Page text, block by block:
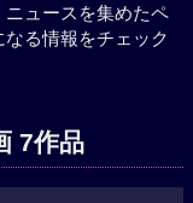
ュースを集めたペ
る情報をチェック
7作品